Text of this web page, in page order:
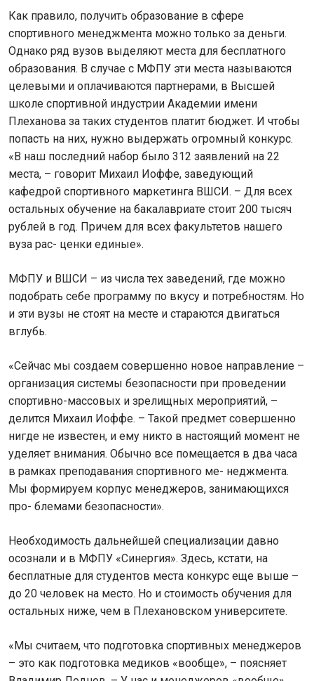
Как правило, получить образование в сфере
спортивного менеджмента можно только за деньги.
Однако ряд вузов выделяют места для бесплатного
образования. В случае с МФПУ эти места называются
целевыми и оплачиваются партнерами, в Высшей
школе спортивной индустрии Академии имени
Плеханова за таких студентов платит бюджет. И чтобы
попасть на них, нужно выдержать огромный конкурс.
«В наш последний набор было 312 заявлений на 22
места, – говорит Михаил Иоффе, заведующий
кафедрой спортивного маркетинга ВШСИ. – Для всех
остальных обучение на бакалавриате стоит 200 тысяч
рублей в год. Причем для всех факультетов нашего
вуза рас- ценки единые».
МФПУ и ВШСИ – из числа тех заведений, где можно
подобрать себе программу по вкусу и потребностям. Но
и эти вузы не стоят на месте и стараются двигаться
вглубь.
«Сейчас мы создаем совершенно новое направление –
организация системы безопасности при проведении
спортивно-массовых и зрелищных мероприятий, –
делится Михаил Иоффе. – Такой предмет совершенно
нигде не известен, и ему никто в настоящий момент не
уделяет внимания. Обычно все помещается в два часа
в рамках преподавания спортивного ме- неджмента.
Мы формируем корпус менеджеров, занимающихся
про- блемами безопасности».
Необходимость дальнейшей специализации давно
осознали и в МФПУ «Синергия». Здесь, кстати, на
бесплатные для студентов места конкурс еще выше –
до 20 человек на место. Но и стоимость обучения для
остальных ниже, чем в Плехановском университете.
«Мы считаем, что подготовка спортивных менеджеров
– это как подготовка медиков «вообще», – поясняет